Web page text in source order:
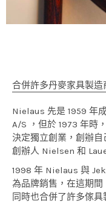
合併許多丹麥家具製
Nielaus 先是 1959 年
A/S ，但於 1973 年時
決定獨立創業，創辦
創辦人 Nielsen 和
1998 年 Nielaus 與
為品牌銷售，在這期
同時也合併了許多傢具